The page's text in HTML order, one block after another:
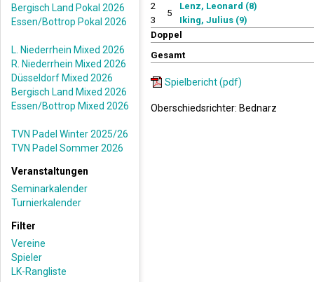
Bergisch Land Pokal 2026
Essen/Bottrop Pokal 2026
L. Niederrhein Mixed 2026
R. Niederrhein Mixed 2026
Düsseldorf Mixed 2026
Bergisch Land Mixed 2026
Essen/Bottrop Mixed 2026
TVN Padel Winter 2025/26
TVN Padel Sommer 2026
Veranstaltungen
Seminarkalender
Turnierkalender
Filter
Vereine
Spieler
LK-Rangliste
2
3
5
Lenz, Leonard (8)
Iking, Julius (9)
Doppel
Gesamt
Spielbericht (pdf)
Oberschiedsrichter: Bednarz